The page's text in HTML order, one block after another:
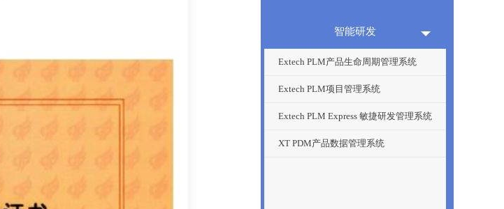
智能研发
Extech PLM产品生命周期管理系统
Extech PLM项目管理系统
Extech PLM Express 敏捷研发管理系统
XT PDM产品数据管理系统